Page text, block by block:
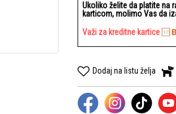
Ukoliko želite da platite na
karticom, molimo Vas da
Važi za kreditne kartice
Dodaj na listu želja